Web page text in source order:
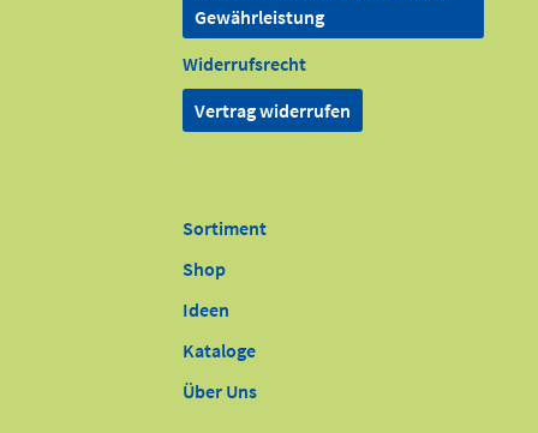
Gewährleistung
Widerrufsrecht
Vertrag widerrufen
Sortiment
Shop
Ideen
Kataloge
Über Uns